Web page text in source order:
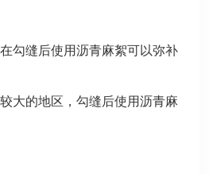
勾缝后使用沥青麻絮可以弥补
大的地区，勾缝后使用沥青麻